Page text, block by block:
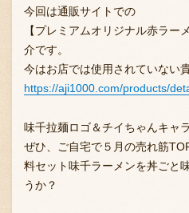
今回は通販サイトでの
【プレミアムオリジナル赤ラー
介です。
今はお店では使用されていない
https://aji1000.com/products/
味千拉麺ロゴ＆チイちゃんキャ
ぜひ、ご自宅で５月の売れ筋
料セット味千ラーメンを丼ごと
うか？